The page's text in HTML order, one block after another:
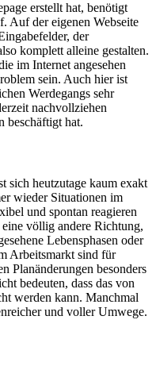
erstellt hat, benötigt
Auf der eigenen Webseite
der
komplett alleine gestalten.
im Internet angesehen
sein. Auch hier ist
Werdegangs sehr
nachvollziehen
beschäftigt hat.
sich heutzutage kaum exakt
wieder Situationen im
und spontan reagieren
völlig andere Richtung,
Lebensphasen oder
Arbeitsmarkt sind für
Planänderungen besonders
bedeuten, dass das von
werden kann. Manchmal
und voller Umwege.